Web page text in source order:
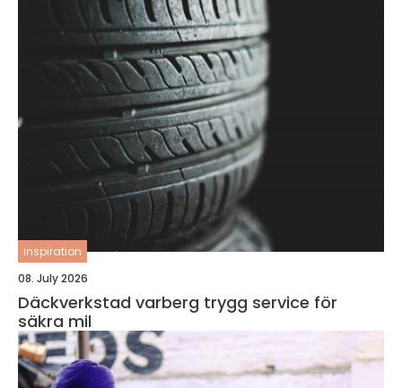
inspiration
08. July 2026
Däckverkstad varberg trygg service för
säkra mil